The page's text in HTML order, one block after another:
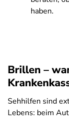
haben.
Brillen –
Sehhilfen sind
Lebens: beim